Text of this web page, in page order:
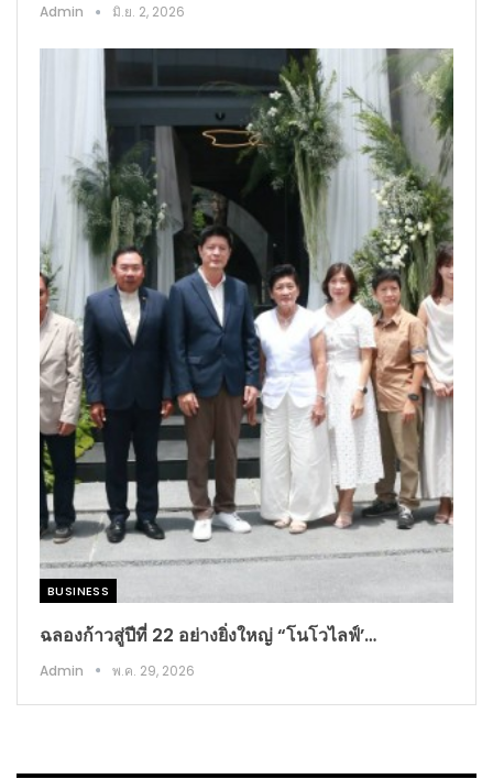
Admin มิ.ย. 2, 2026
BUSINESS​
ฉลองก้าวสู่ปีที่ 22 อย่างยิ่งใหญ่ “โนโวไลฟ์’…
Admin พ.ค. 29, 2026